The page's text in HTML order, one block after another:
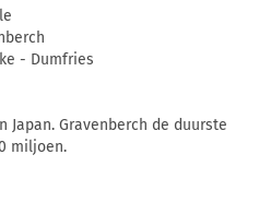
- Dumfries
Japan. Gravenberch de duurste
miljoen.